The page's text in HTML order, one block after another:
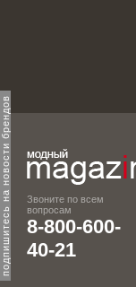
подпишитесь на новости брендов
Звоните по всем
вопросам
8-800-600-
40-21